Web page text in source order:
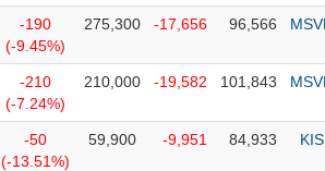
-190
(-9.45%)
275,300 -17,656 96,566
-210
(-7.24%)
210,000 -19,582 101,843
-50
(-13.51%)
59,900 -9,951 84,933 KIS